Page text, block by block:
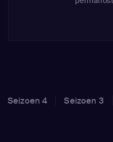
Seizoen 4 Seizoen 3